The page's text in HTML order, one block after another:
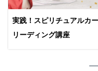
実践！スピリチュアルカ
リーディング講座